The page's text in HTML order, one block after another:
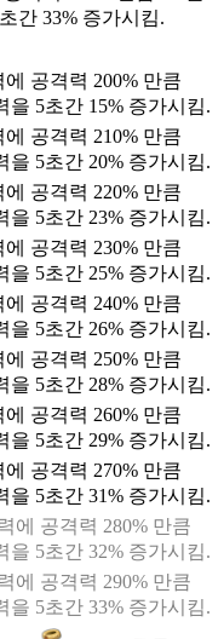
간 33% 증가시킴.
공격력 200% 만큼
5초간 15% 증가시킴.
공격력 210% 만큼
5초간 20% 증가시킴.
공격력 220% 만큼
5초간 23% 증가시킴.
공격력 230% 만큼
5초간 25% 증가시킴.
공격력 240% 만큼
5초간 26% 증가시킴.
공격력 250% 만큼
5초간 28% 증가시킴.
공격력 260% 만큼
5초간 29% 증가시킴.
공격력 270% 만큼
5초간 31% 증가시킴.
에 공격력 280% 만큼
5초간 32% 증가시킴.
에 공격력 290% 만큼
5초간 33% 증가시킴.